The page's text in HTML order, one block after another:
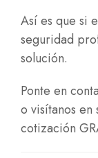
Así es que si
seguridad
solución.
Ponte en
o visítanos en
cotización